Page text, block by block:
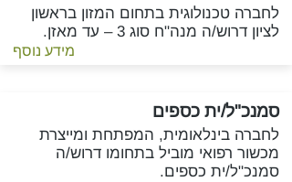
לחברה טכנולוגית בתחום המזון בראשון
לציון דרוש/ה מנה"ח סוג 3 – עד מאזן.
מידע נוסף
סמנכ"ל/ית כספים
לחברה בינלאומית, המפתחת ומייצרת
מכשור רפואי מוביל בתחומו דרוש/ה
סמנכ"ל/ית כספים.